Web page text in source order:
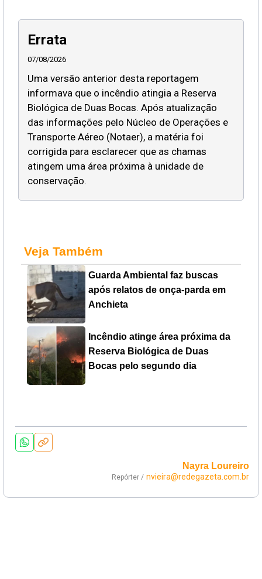
Errata
07/08/2026
Uma versão anterior desta reportagem
informava que o incêndio atingia a Reserva
Biológica de Duas Bocas. Após atualização
das informações pelo Núcleo de Operações e
Transporte Aéreo (Notaer), a matéria foi
corrigida para esclarecer que as chamas
atingem uma área próxima à unidade de
conservação.
Veja Também
Guarda Ambiental faz buscas
após relatos de onça-parda em
Anchieta
Incêndio atinge área próxima da
Reserva Biológica de Duas
Bocas pelo segundo dia
Nayra Loureiro
Repórter / nvieira@redegazeta.com.br